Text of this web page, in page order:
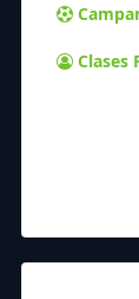
Clases